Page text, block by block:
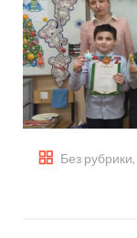
Без рубрики,